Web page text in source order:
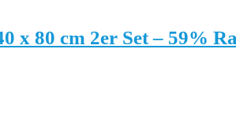
x 80 cm 2er Set – 59%